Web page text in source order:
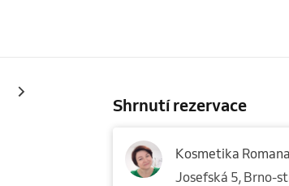
Shrnutí rezervace
Kosmetika
Josefská 5, Brno-